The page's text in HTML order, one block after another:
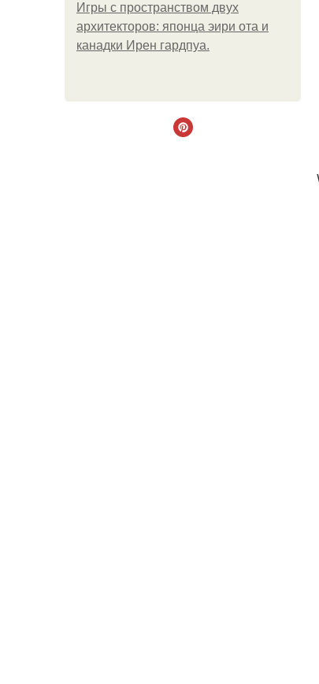
Игры с пространством двух
архитекторов: японца эири ота и
канадки Ирен гардпуа.